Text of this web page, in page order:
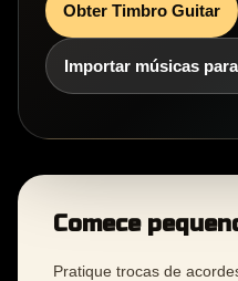
Obter Timbro Guitar
Importar músicas
Comece
Pratique trocas de